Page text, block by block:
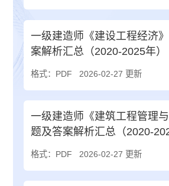
一级建造师《建设工程经济
案解析汇总（2020-2025年）
格式：PDF 2026-02-27 更新
一级建造师《建筑工程管理
题及答案解析汇总（2020-
格式：PDF 2026-02-27 更新